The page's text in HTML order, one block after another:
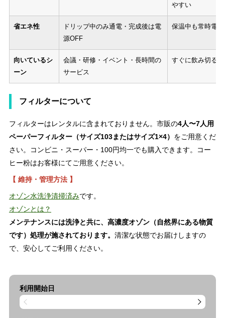
やすい
省エネ性
ドリップ中のみ通電・完成後は電
源OFF
保温中も常時電
向いているシ
ーン
会議・研修・イベント・長時間の
サービス
すぐに飲み切る
フィルターについて
フィルターはレンタルに含まれておりません。市販の4人〜7人用
ペーパーフィルター（サイズ103またはサイズ1×4） をご用意くだ
さい。コンビニ・スーパー・100円均一でも購入できます。コー
ヒー粉はお客様にてご用意ください。
【 維持・管理方法 】
オゾン水洗浄清掃済みです。
オゾンとは？
メンテナンスには洗浄と共に、高濃度オゾン（自然界にある物質
です）処理が施されております。 清潔な状態でお届けしますの
で、安心してご利用ください。
利用開始日